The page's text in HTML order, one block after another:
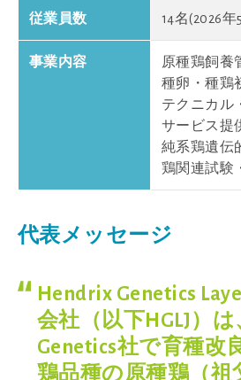
従業員数 14名(2026
事業内容
原種鶏飼養
種卵・種鶏
テクニカル
サービス提
純系鶏遺伝
鶏関連試
代表メッセージ
Hendrix Genetics
会社（以下HGLJ）
Genetics社で育種改
鶏品種の原種鶏（祖